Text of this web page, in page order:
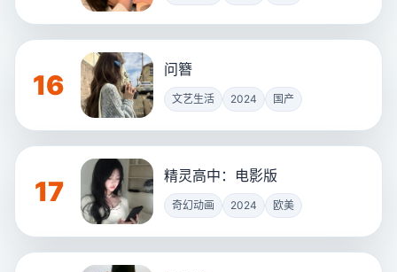
16 问簪
文艺生活 2024 国产
17 精灵高中：电影版
奇幻动画 2024 欧美